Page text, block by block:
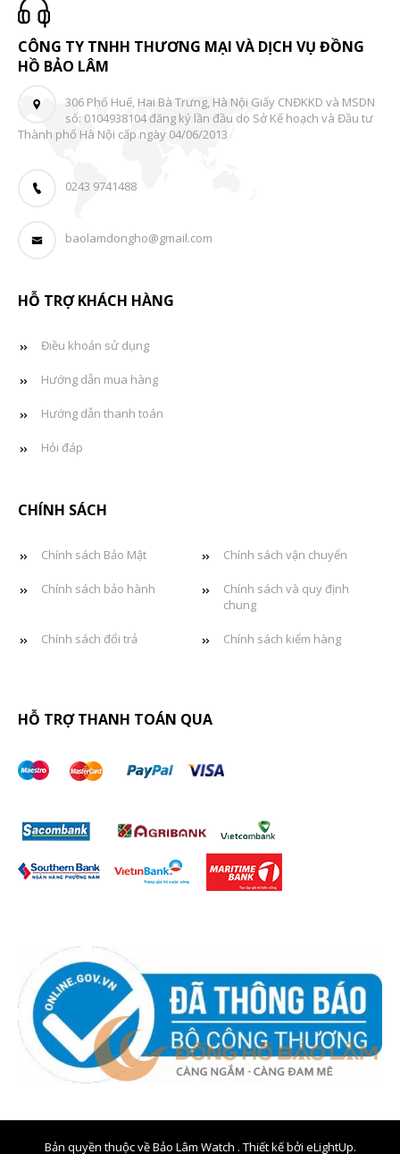
CÔNG TY TNHH THƯƠNG MẠI VÀ DỊCH VỤ ĐỒNG
HỒ BẢO LÂM
306 Phố Huế, Hai Bà Trưng, Hà Nội Giấy CNĐKKD và MSDN
số: 0104938104 đăng ký lần đầu do Sở Kế hoạch và Đầu tư
Thành phố Hà Nội cấp ngày 04/06/2013
0243 9741488
baolamdongho@gmail.com
HỖ TRỢ KHÁCH HÀNG
Điều khoản sử dụng
Hướng dẫn mua hàng
Hướng dẫn thanh toán
Hỏi đáp
CHÍNH SÁCH
Chính sách Bảo Mật Chính sách vận chuyển
Chính sách bảo hành
Chính sách và quy định
chung
Chính sách đổi trả Chính sách kiểm hàng
HỖ TRỢ THANH TOÁN QUA
Bản quyền thuộc về Bảo Lâm Watch . Thiết kế bởi eLightUp.